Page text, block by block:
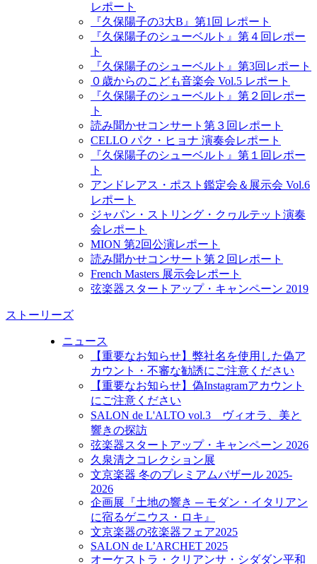
レポート
『久保陽子の3大B』第1回 レポート
『久保陽子のシューベルト』第４回レポー
ト
『久保陽子のシューベルト』第3回レポート
０歳からのこども音楽会 Vol.5 レポート
『久保陽子のシューベルト』第２回レポー
ト
読み聞かせコンサート第３回レポート
CELLO パク・ヒョナ 演奏会レポート
『久保陽子のシューベルト』第１回レポー
ト
アンドレアス・ポスト鑑定会＆展示会 Vol.6
レポート
ジャパン・ストリング・クヮルテット演奏
会レポート
MION 第2回公演レポート
読み聞かせコンサート第２回レポート
French Masters 展示会レポート
弦楽器スタートアップ・キャンペーン 2019
ストーリーズ
ニュース
【重要なお知らせ】弊社名を使用した偽ア
カウント・不審な勧誘にご注意ください
【重要なお知らせ】偽Instagramアカウント
にご注意ください
SALON de L'ALTO vol.3 ヴィオラ、美と
響きの探訪
弦楽器スタートアップ・キャンペーン 2026
久泉清之コレクション展
文京楽器 冬のプレミアムバザール 2025-
2026
企画展『土地の響き ─ モダン・イタリアン
に宿るゲニウス・ロキ』
文京楽器の弦楽器フェア2025
SALON de L’ARCHET 2025
オーケストラ・クリアンサ・シダダン平和